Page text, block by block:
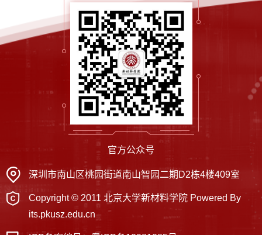
深圳市南山区桃园街道南山智园二期D2栋4楼409室
Copyright © 2011 北京大学新材料学院 Powered By
its.pkusz.edu.cn
官方公众号